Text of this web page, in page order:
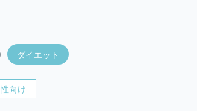
ダイエット
向け